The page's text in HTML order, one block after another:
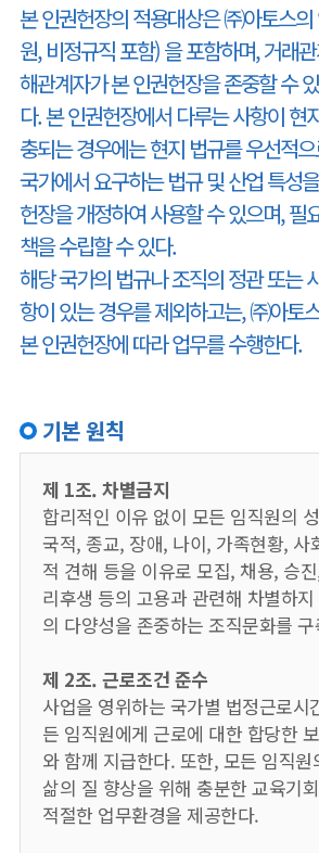
본 인권헌장의 적용대상은 ㈜아토스
원, 비정규직 포함) 을 포함하며, 거래
해관계자가 본 인권헌장을 존중할 수
다. 본 인권헌장에서 다루는 사항이 현
충되는 경우에는 현지 법규를 우선적
국가에서 요구하는 법규 및 산업 특성
헌장을 개정하여 사용할 수 있으며, 필
책을 수립할 수 있다.
해당 국가의 법규나 조직의 정관 또는
항이 있는 경우를 제외하고는, ㈜아토
본 인권헌장에 따라 업무를 수행한다.
기본 원칙
제 1조. 차별금지
합리적인 이유 없이 모든 임직원의
국적, 종교, 장애, 나이, 가족현황, 사
적 견해 등을 이유로 모집, 채용, 승
리후생 등의 고용과 관련해 차별하
의 다양성을 존중하는 조직문화를
제 2조. 근로조건 준수
사업을 영위하는 국가별 법정근로시
든 임직원에게 근로에 대한 합당한
와 함께 지급한다. 또한, 모든 임직원
삶의 질 향상을 위해 충분한 교육기
적절한 업무환경을 제공한다.